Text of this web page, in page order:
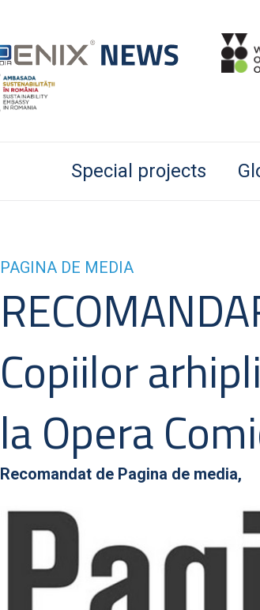
Special projects
PAGINA DE MEDIA
Copiilor
la Opera
Recomandat de Pagina de media,